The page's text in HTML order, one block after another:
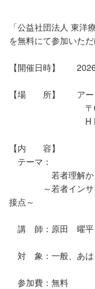
「公益社団法人 東洋
を無料にて参加いただ
【開催日時】
【場 所】 アー
〒020-0022
H P
【内 容】
テーマ：
若者理解から始
～若者インサイ
接点～
講 師：原田 曜平
対 象：一般、あは
参加費：無料